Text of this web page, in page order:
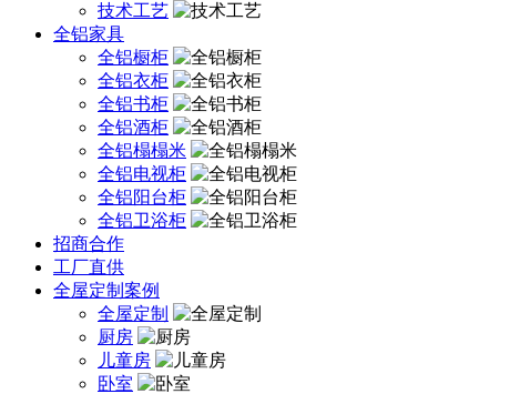
技术工艺
全铝家具
全铝橱柜
全铝衣柜
全铝书柜
全铝酒柜
全铝榻榻米
全铝电视柜
全铝阳台柜
全铝卫浴柜
招商合作
工厂直供
全屋定制案例
全屋定制
厨房
儿童房
卧室